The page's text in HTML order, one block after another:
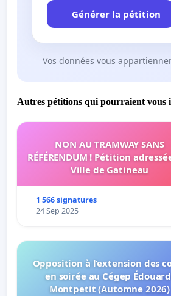
Générer la pétition
Vos données vous
Autres pétitions qui pourraient vous
NON AU TRAMWAY SANS
RÉFÉRENDUM ! Pétition
Ville de Gatineau
1 566 signatures
24 Sep 2025
Opposition à l’extension des
en soirée au Cégep
Montpetit (Automne 2026)